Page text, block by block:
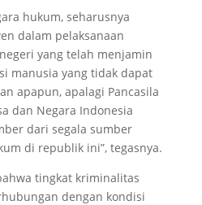
hukum, seharusnya
dalam pelaksanaan
yang telah menjamin
manusia yang tidak dapat
apapun, apalagi Pancasila
dan Negara Indonesia
dari segala sumber
di republik ini”, tegasnya.
tingkat kriminalitas
dengan kondisi